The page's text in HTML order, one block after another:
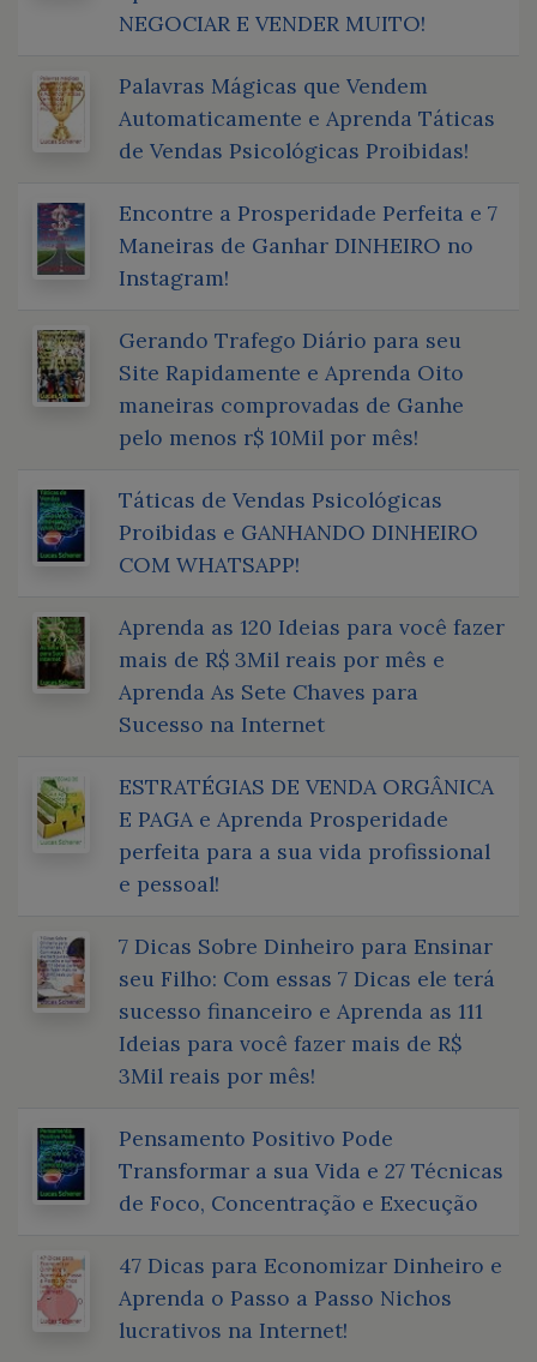
NEGOCIAR E VENDER MUITO!
Palavras Mágicas que Vendem
Automaticamente e Aprenda Táticas
de Vendas Psicológicas Proibidas!
Encontre a Prosperidade Perfeita e 7
Maneiras de Ganhar DINHEIRO no
Instagram!
Gerando Trafego Diário para seu
Site Rapidamente e Aprenda Oito
maneiras comprovadas de Ganhe
pelo menos r$ 10Mil por mês!
Táticas de Vendas Psicológicas
Proibidas e GANHANDO DINHEIRO
COM WHATSAPP!
Aprenda as 120 Ideias para você fazer
mais de R$ 3Mil reais por mês e
Aprenda As Sete Chaves para
Sucesso na Internet
ESTRATÉGIAS DE VENDA ORGÂNICA
E PAGA e Aprenda Prosperidade
perfeita para a sua vida profissional
e pessoal!
7 Dicas Sobre Dinheiro para Ensinar
seu Filho: Com essas 7 Dicas ele terá
sucesso financeiro e Aprenda as 111
Ideias para você fazer mais de R$
3Mil reais por mês!
Pensamento Positivo Pode
Transformar a sua Vida e 27 Técnicas
de Foco, Concentração e Execução
47 Dicas para Economizar Dinheiro e
Aprenda o Passo a Passo Nichos
lucrativos na Internet!